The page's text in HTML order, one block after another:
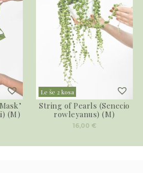
(M)
Le še 2 kosa
String of Pearls (Senecio
rowleyanus) (M)
16,00 €